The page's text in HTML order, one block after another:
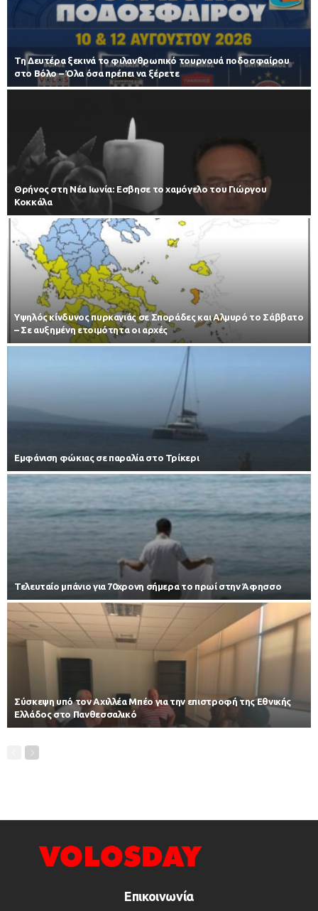
Τη Δευτέρα ξεκινά το φιλανθρωπικό τουρνουά ποδοσφαίρου
στο Βόλο – Όλα όσα πρέπει να ξέρετε
Θρήνος στη Νέα Ιωνία: Εσβησε το χαμόγελο του Γιώργου
Κοκκάλα
Υψηλός κίνδυνος πυρκαγιάς σε Σποράδες και Αλμυρό το Σάββατο
– Σε αυξημένη ετοιμότητα οι αρχές
Εμφάνιση φώκιας σε παραλία στο Τρίκερι
Τελευταίο μπάνιο για 70χρονη σήμερα το πρωί στην Άφησσο
Σύσκεψη υπό τον Αχιλλέα Μπέο για την επιστροφή της Εθνικής
Ελλάδος στο Πανθεσσαλικό
Επικοινωνία